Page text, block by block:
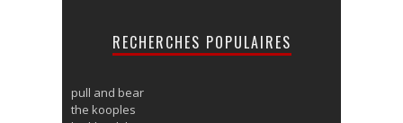
RECHERCHES POPULAIRES
pull and bear
the kooples